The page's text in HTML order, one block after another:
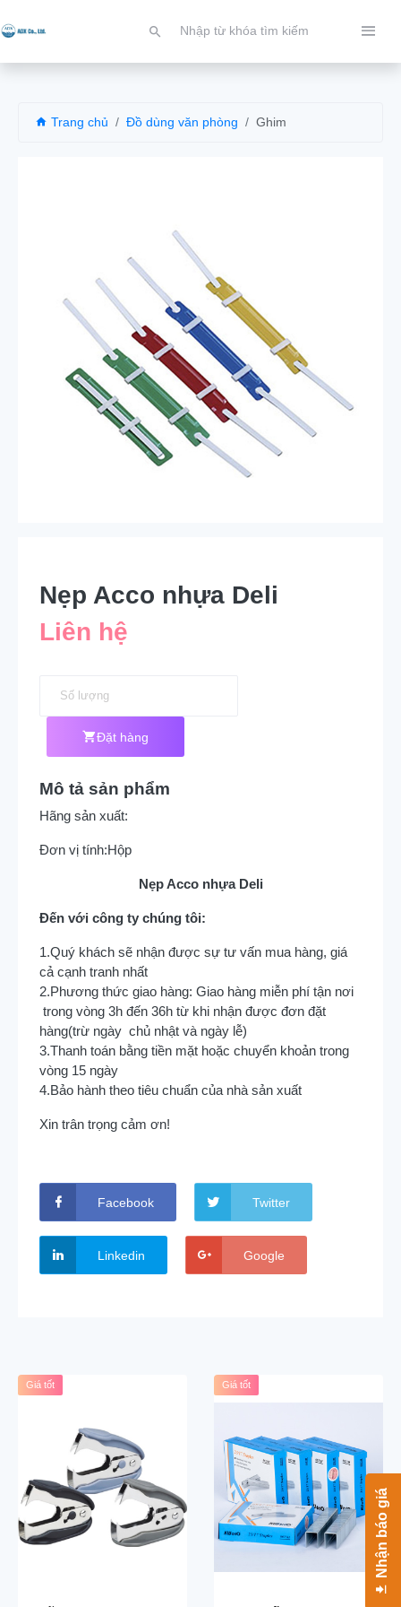
Trang chủ Đồ dùng văn phòng Ghim
Nẹp Acco nhựa Deli
Liên hệ
Đặt hàng
Mô tả sản phẩm
Hãng sản xuất:
Đơn vị tính:Hộp
Nẹp Acco nhựa Deli
Đến với công ty chúng tôi:
1.Quý khách sẽ nhận được sự tư vấn mua hàng, giá
cả cạnh tranh nhất
2.Phương thức giao hàng: Giao hàng miễn phí tận nơi
trong vòng 3h đến 36h từ khi nhận được đơn đặt
hàng(trừ ngày chủ nhật và ngày lễ)
3.Thanh toán bằng tiền mặt hoặc chuyển khoản trong
vòng 15 ngày
4.Bảo hành theo tiêu chuẩn của nhà sản xuất
Xin trân trọng cảm ơn!
Facebook Twitter
Linkedin Google
Giá tốt Giá tốt
Nhận báo giá